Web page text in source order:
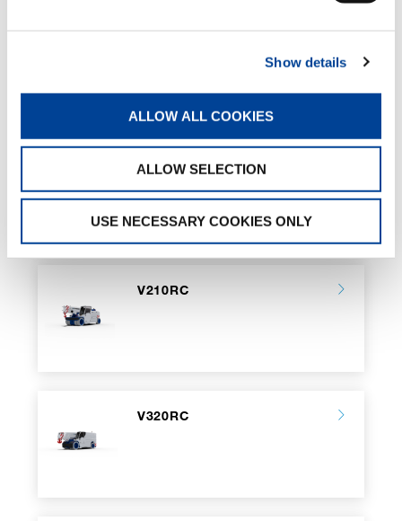
Show details
ALLOW ALL COOKIES
ALLOW SELECTION
USE NECESSARY COOKIES ONLY
V180RC
V210RC
V320RC